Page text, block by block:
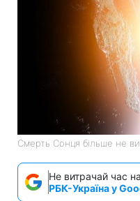
Смерть Сонця більше не
Не витрачай час
РБК-Україна у